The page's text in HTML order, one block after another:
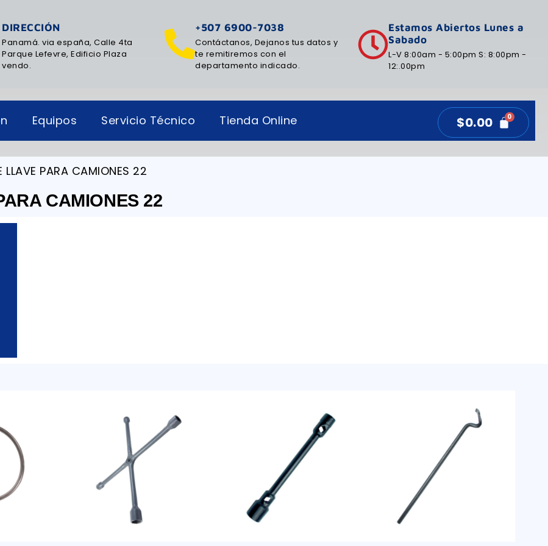
DIRECCIÓN
Panamá. via españa, Calle 4ta
Parque Lefevre, Edificio Plaza
vendo.
+507 6900-7038
Contáctanos, Dejanos tus datos y
te remitiremos con el
departamento indicado.
Estamos Abiertos Lunes a
Sabado
L-V 8:00am - 5:00pm S: 8:00pm -
12:.00pm
Equipos Servicio Técnico Tienda Online $0.00
PARA CAMIONES 22
CAMIONES 22